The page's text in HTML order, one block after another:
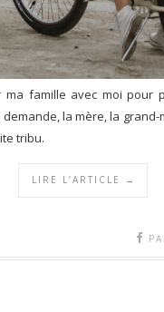
ma famille avec moi
demande, la mère, la
tribu.
LIRE L’ARTICLE →